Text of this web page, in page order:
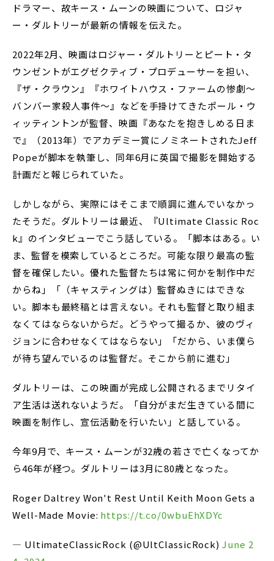
ドラマー、故キース・ムーンの映画について、ロジャ
ー・ダルトリーが最新の情報を伝えた。
2022年2月、映画はロジャー・ダルトリーとピート・タ
ウンゼントがエグゼクティブ・プロデューサーを担い、
『ザ・クラウン』『ホワイトハウス・ファームの惨劇～
バンバー家殺人事件～』などを手掛けてきたポール・ウ
ィッティントンが監督、映画『あなたを抱きしめる日ま
で』（2013年）でアカデミー賞にノミネートされたJeff
Popeが脚本を執筆し、同年6月に英国で撮影を開始する
計画だと報じられていた。
しかしながら、実際にはそこまで順調に進んでいなかっ
たそうだ。ダルトリーは最近、『Ultimate Classic Roc
k』のインタビューでこう話している。「脚本はある。い
ま、監督を模索しているところだ。可能な限り最高の監
督を確保したい。優れた監督たちは常に何かを制作中だ
からね」「（キャスティングは）監督ぬきにはできな
い。脚本も最終稿とは言えない。それも監督と取り組ま
なくてはならないからだ。どうやって撮るか、彼のヴィ
ジョンに合わせなくてはならない」「だから、いま僕ら
が待ち望んでいるのは監督だ。そこから前に進む」
ダルトリーは、この映画が完成し公開されるまでリタイ
ア生活は送れないようだ。「自分がまだ生きている間に
映画を制作し、宣伝活動を行いたい」と話している。
今年9月で、キース・ムーンが32歳の若さで亡くなってか
ら46年が経つ。ダルトリーは3月に80歳となった。
Roger Daltrey Won't Rest Until Keith Moon Gets a
Well-Made Movie: https://t.co/0wbuEhXDYc
— UltimateClassicRock (@UltClassicRock) June 2